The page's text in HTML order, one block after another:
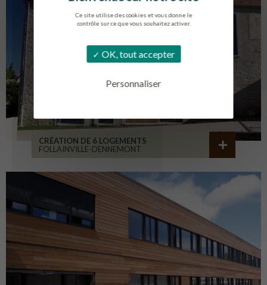
Ce site utilise des cookies et vous donne le
contrôle sur ce que vous souhaitez activer.
OK, tout accepter
Personnaliser
CRÉATION DE 6 LOGEMENTS
FOLLAINVILLE-DENNEMONT